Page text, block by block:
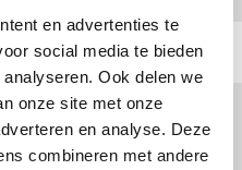
en advertenties te
social media te bieden
Ook delen we
onze site met onze
en analyse. Deze
combineren met andere